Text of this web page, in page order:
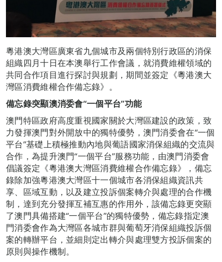
粵港澳大灣區廣東省九個城市及兩個特別行政區的消保
組織四月十日在本澳舉行工作會議，就消費維權領域的
共同合作項目進行探討與規劃，期間並簽定《粵港澳大
灣區消費維權合作備忘錄》。
備忘錄突顯澳消委會“一個平台”功能
澳門特區政府高度重視國家關於大灣區建設的政策，致
力發揮澳門對外開放中的獨特優勢，澳門消委會在“一個
平台”基礎上積極推動內地與葡語國家消保組織的交流與
合作，為提升澳門“一個平台”服務功能，由澳門消委會
倡議簽定《粵港澳大灣區消費維權合作備忘錄》，備忘
錄除加強粵港澳大灣區十一個城市各消保組織資訊共
享、區域互動，以及建立投訴個案轉介與處理的合作機
制，達到充分發揮互補互惠的作用外，該備忘錄更突顯
了澳門具備搭建“一個平台”的獨特優勢，備忘錄指定澳
門消委會作為大灣區各城市群與葡萄牙消保組織投訴個
案的轉辦平台，並細則定出轉介與處理雙方投訴個案的
原則與操作機制。